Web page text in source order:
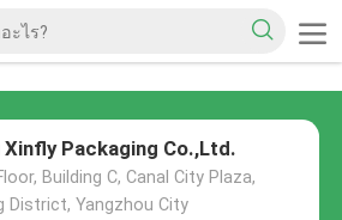
Xinfly Packaging Co.,Ltd.
Building C, Canal City Plaza,
District, Yangzhou City